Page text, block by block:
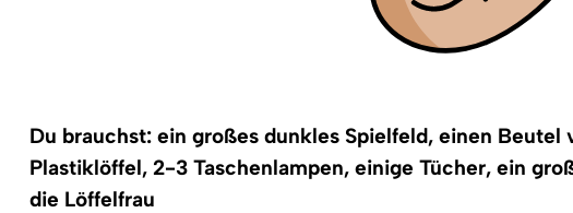
Du brauchst: ein großes dunkles Spielfeld, einen Beutel
Plastiklöffel, 2-3 Taschenlampen, einige Tücher, ein
die Löffelfrau